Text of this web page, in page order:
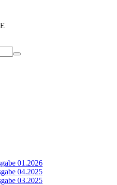
01.2026
04.2025
03.2025